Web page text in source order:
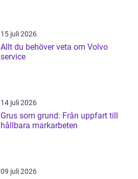
15 juli 2026
Allt du behöver veta om Volvo
service
14 juli 2026
Grus som grund: Från uppfart till
hållbara markarbeten
09 juli 2026